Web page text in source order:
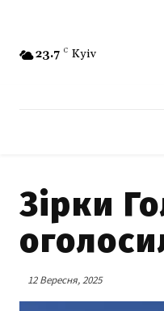
23.7 C Kyiv
Зірки
12 Вересня, 2025